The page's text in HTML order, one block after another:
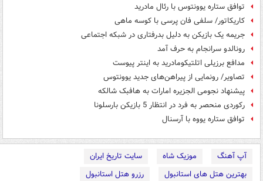
توافق ستاره یوونتوس با رئال مادرید
کاریکاتور/ سلفی فان پرسی با کوسه ماهی
جریمه یک بازیکن به دلیل بدرفتاری در شبکه‌ اجتماعی
رونالدو سرانجام به حرف آمد
مدافع برزیلی اتلتیکومادرید به اینتر پیوست
تصاویر/ رونمایی از پیراهن‌های جدید یوونتوس
پیشنهاد نجومی الجزیره امارات به هافبک شالکه
رکوردی منحصر به فرد در انتظار 5 بازیکن بارسلونا
توافق ستاره یووه با آرسنال
آپ آهنگ موزیک شاه
سایت تاریخ ایران
بهترین هتل های استانبول
رزرو هتل استانبول